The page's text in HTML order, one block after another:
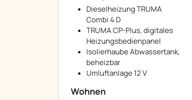
Dieselheizung TRUMA
Combi 4 D
TRUMA CP-Plus, digitales
Heizungsbedienpanel
Isolierhaube Abwassertank,
beheizbar
Umluftanlage 12 V
Wohnen